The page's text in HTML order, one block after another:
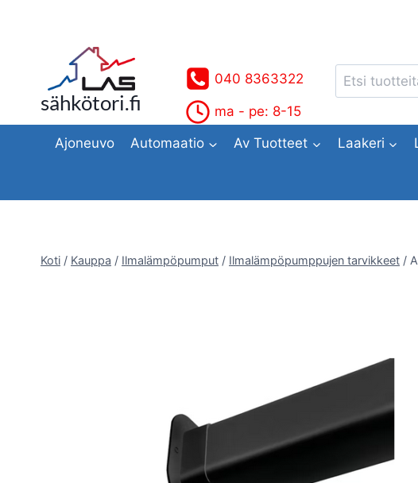
sähkötori.fi
040 8363322
ma - pe: 8-15
Etsi:
Ajoneuvo Automaatio Av Tuotteet Laakeri
Koti / Kauppa / Ilmalämpöpumput / Ilmalämpöpumppujen tarvikkeet /